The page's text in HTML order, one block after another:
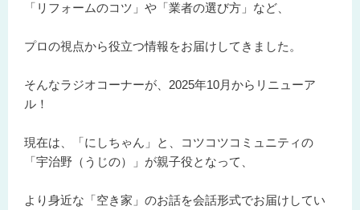
「リフォームのコツ」や「業者の選び方」など、
プロの視点から役立つ情報をお届けしてきました。
そんなラジオコーナーが、2025年10月からリニューア
ル！
現在は、「にしちゃん」と、コツコツコミュニティの
「宇治野（うじの）」が親子役となって、
より身近な「空き家」のお話を会話形式でお届けしてい